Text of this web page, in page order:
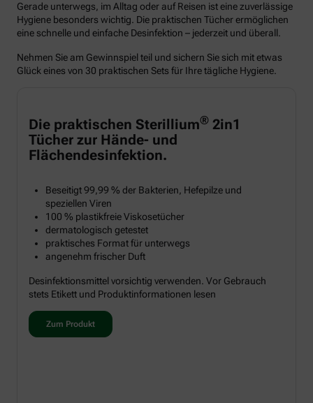
Gerade unterwegs, im Alltag oder auf Reisen ist eine zuverlässige
Hygiene besonders wichtig. Die praktischen Tücher ermöglichen
eine schnelle und einfache Desinfektion – jederzeit und überall.
Nehmen Sie am Gewinnspiel teil und sichern Sie sich mit etwas
Glück eines von 30 praktischen Sets für Ihre tägliche Hygiene.
Die praktischen Sterillium® 2in1
Tücher zur Hände- und
Flächendesinfektion.
Beseitigt 99,99 % der Bakterien, Hefepilze und
speziellen Viren
100 % plastikfreie Viskosetücher
dermatologisch getestet
praktisches Format für unterwegs
angenehm frischer Duft
Desinfektionsmittel vorsichtig verwenden. Vor Gebrauch
stets Etikett und Produktinformationen lesen
Zum Produkt